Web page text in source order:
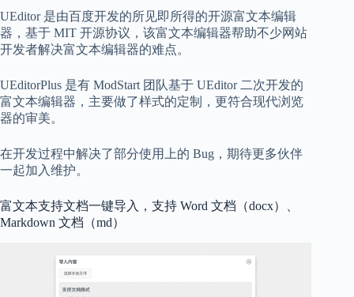
UEditor 是由百度开发的所见即所得的开源富文本编辑
器，基于 MIT 开源协议，该富文本编辑器帮助不少网站
开发者解决富文本编辑器的难点。
UEditorPlus 是有 ModStart 团队基于 UEditor 二次开发的
富文本编辑器，主要做了样式的定制，更符合现代浏览
器的审美。
在开发过程中解决了部分使用上的 Bug，期待更多伙伴
一起加入维护。
富文本支持文档一键导入，支持 Word 文档（docx）、
Markdown 文档（md）